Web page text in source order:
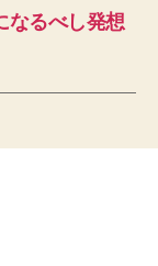
なるべし発想